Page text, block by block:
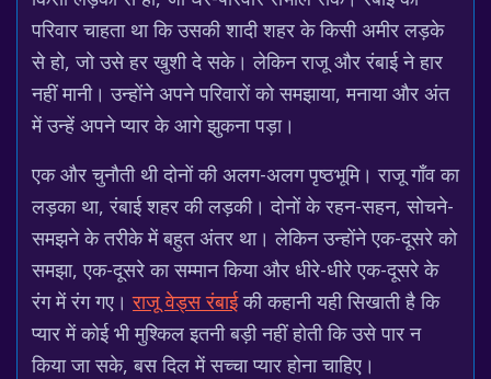
परिवार चाहता था कि उसकी शादी शहर के किसी अमीर लड़के
से हो, जो उसे हर खुशी दे सके। लेकिन राजू और रंबाई ने हार
नहीं मानी। उन्होंने अपने परिवारों को समझाया, मनाया और अंत
में उन्हें अपने प्यार के आगे झुकना पड़ा।
एक और चुनौती थी दोनों की अलग-अलग पृष्ठभूमि। राजू गाँव का
लड़का था, रंबाई शहर की लड़की। दोनों के रहन-सहन, सोचने-
समझने के तरीके में बहुत अंतर था। लेकिन उन्होंने एक-दूसरे को
समझा, एक-दूसरे का सम्मान किया और धीरे-धीरे एक-दूसरे के
रंग में रंग गए।राजू वेड्स रंबाईकी कहानी यही सिखाती है कि
प्यार में कोई भी मुश्किल इतनी बड़ी नहीं होती कि उसे पार न
किया जा सके, बस दिल में सच्चा प्यार होना चाहिए।